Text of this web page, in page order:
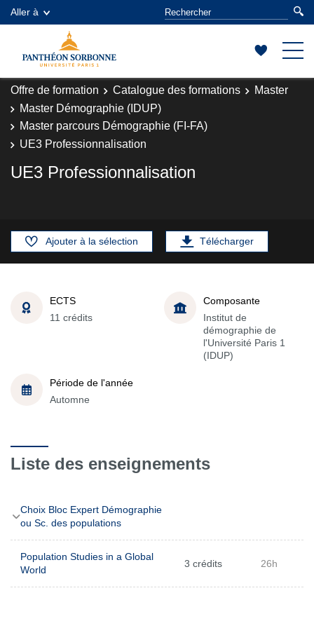
Aller à
Offre de formation Catalogue des formations
Master
Master Démographie (IDUP)
Master parcours Démographie (FI-FA)
UE3 Professionnalisation
UE3 Professionnalisation
Ajouter à la sélection Télécharger
ECTS
11 crédits
Composante
Institut de
démographie de
l'Université Paris 1
(IDUP)
Période de l'année
Automne
Liste des enseignements
Choix Bloc Expert Démographie
ou Sc. des populations
Population Studies in a Global
World
3 crédits 26h